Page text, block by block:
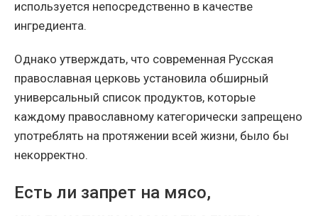
используется непосредственно в качестве
ингредиента.
Однако утверждать, что современная Русская
православная церковь установила обширный
универсальный список продуктов, которые
каждому православному категорически запрещено
употреблять на протяжении всей жизни, было бы
некорректно.
Есть ли запрет на мясо,